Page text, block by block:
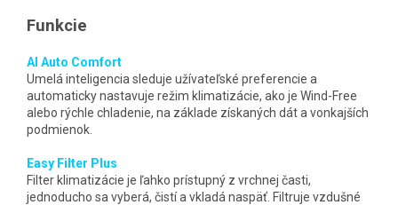
Funkcie
AI Auto Comfort
Umelá inteligencia sleduje užívateľské preferencie a
automaticky nastavuje režim klimatizácie, ako je Wind-Free
alebo rýchle chladenie, na základe získaných dát a vonkajších
podmienok.
Easy Filter Plus
Filter klimatizácie je ľahko prístupný z vrchnej časti,
jednoducho sa vyberá, čistí a vkladá naspäť. Filtruje vzdušné